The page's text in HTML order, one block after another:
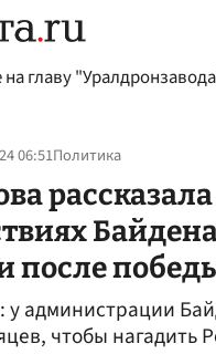
главу
06:51Политика
рассказала
после
у администрации
чтобы нагадить